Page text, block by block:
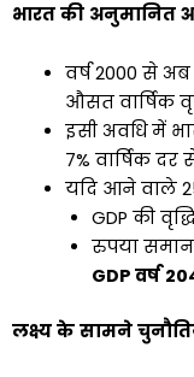
भारत की अनुमानित
वर्ष 2000 से
औसत वार्षिक
इसी अवधि में
7% वार्षिक
यदि आने वाले
GDP की
रुपया समान
GDP वर्ष
लक्ष्य के सामने